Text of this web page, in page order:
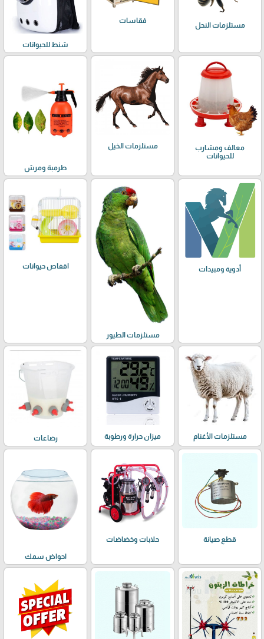
مستلزمات النحل
فقاسات
شنط للحيوانات
معالف ومشارب
للحيوانات
مستلزمات الخيل
طرمبة ومرش
أدوية ومبيدات
مستلزمات الطيور
اقفاص حيوانات
مستلزمات الأغنام ميزان حرارة ورطوبة رضاعات
قطع صيانة حلابات وخضاضات
احواض سمك